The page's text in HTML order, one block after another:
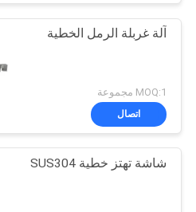
آلة غربلة الرمل الخطية
MOQ:1 مجموعة
اتصال
شاشة تهتز خطية SUS304